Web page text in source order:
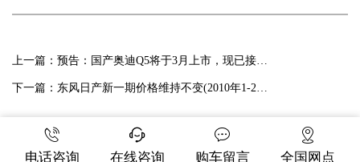
上一篇： 预告：国产奥迪Q5将于3月上市，现已接受免税车预定！
下一篇： 东风日产新一期价格维持不变(2010年1-2月)！
电话咨询 在线咨询 购车留言 全国网点